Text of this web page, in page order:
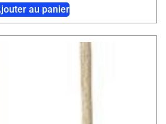
au panier